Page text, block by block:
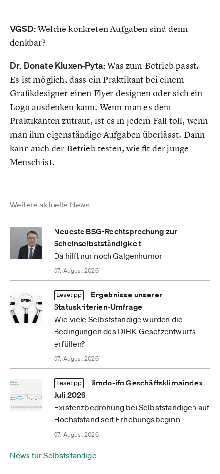
VGSD:Welche konkreten Aufgaben sind denn
denkbar?
Dr. Donate Kluxen-Pyta:Was zum Betrieb passt.
Es ist möglich, dass ein Praktikant bei einem
Grafikdesigner einen Flyer designen oder sich ein
Logo ausdenken kann. Wenn man es dem
Praktikanten zutraut, ist es in jedem Fall toll, wenn
man ihm eigenständige Aufgaben überlässt. Dann
kann auch der Betrieb testen, wie fit der junge
Mensch ist.
Weitere aktuelle News
Neueste BSG-Rechtsprechung zur
Scheinselbstständigkeit
Da hilft nur noch Galgenhumor
07. August 2026
Lesetipp
Ergebnisse unserer
Statuskriterien-Umfrage
Wie viele Selbstständige würden die
Bedingungen des DIHK-Gesetzentwurfs
erfüllen?
07. August 2026
Lesetipp
Jimdo-ifo Geschäftsklimaindex
Juli 2026
Existenzbedrohung bei Selbstständigen auf
Höchststand seit Erhebungsbeginn
07. August 2026
News für Selbstständige